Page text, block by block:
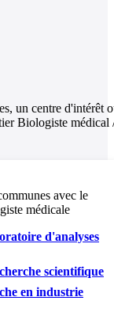
un centre d'intérêt
Biologiste médical
avec le
médicale
d'analyses
scientifique
en industrie